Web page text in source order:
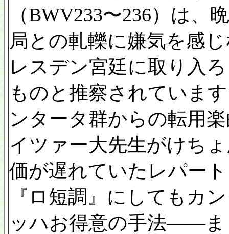
（BWV233〜236）は
局との軋轢に嫌気を感
レスデン宮廷に取り入
ものと推察されていま
ンタータ群からの転用
イツァー大先生がけち
価が遅れていたレパー
『ロ短調』にしてもカ
ッハお得意の手法——ま